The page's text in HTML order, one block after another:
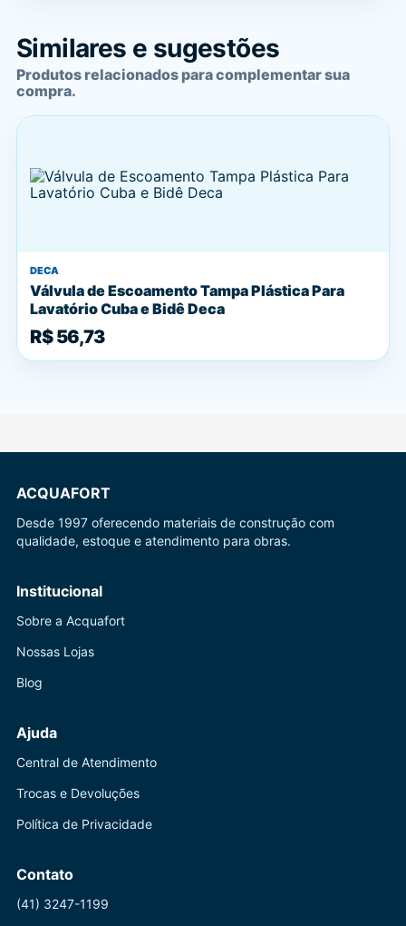
Similares e sugestões
Produtos relacionados para complementar sua
compra.
DECA
Válvula de Escoamento Tampa Plástica Para
Lavatório Cuba e Bidê Deca
R$ 56,73
ACQUAFORT
Desde 1997 oferecendo materiais de construção com
qualidade, estoque e atendimento para obras.
Institucional
Sobre a Acquafort
Nossas Lojas
Blog
Ajuda
Central de Atendimento
Trocas e Devoluções
Política de Privacidade
Contato
(41) 3247-1199